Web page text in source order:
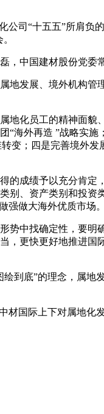
司“十五五”所肩负
中国建材股份党委
展、境外机构管
化员工的精神面貌
海外再造 ”战略实
变；四是完善境外
成绩予以充分肯定
、资产类别和投资
强做大海外优质市场。
找确定性，要明
更快更好地推进国
底”的理念，属地
国际上下对属地化